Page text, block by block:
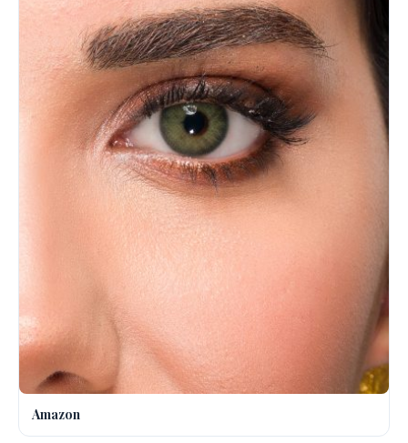
Amazon